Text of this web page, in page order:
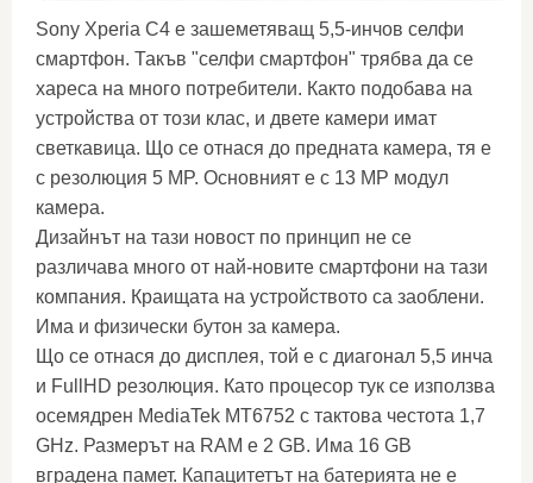
Sony Xperia C4 е зашеметяващ 5,5-инчов селфи
смартфон. Такъв "селфи смартфон" трябва да се
хареса на много потребители. Както подобава на
устройства от този клас, и двете камери имат
светкавица. Що се отнася до предната камера, тя е
с резолюция 5 MP. Основният е с 13 MP модул
камера.
Дизайнът на тази новост по принцип не се
различава много от най-новите смартфони на тази
компания. Краищата на устройството са заоблени.
Има и физически бутон за камера.
Що се отнася до дисплея, той е с диагонал 5,5 инча
и FullHD резолюция. Като процесор тук се използва
осемядрен MediaTek MT6752 с тактова честота 1,7
GHz. Размерът на RAM е 2 GB. Има 16 GB
вградена памет. Капацитетът на батерията не е